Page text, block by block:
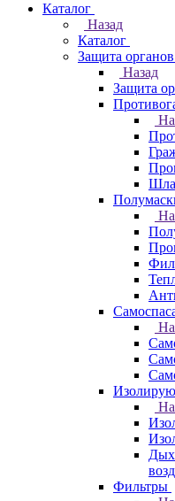
Каталог
Назад
Каталог
Защита
Назад
Защита
Фильтры